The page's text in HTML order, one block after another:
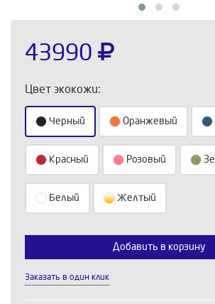
43990
Цвет экокожи:
Черный Оранжевый
Красный Розовый
Белый Желтый
Выберите количество:
Продолжить
Добавить в корзину
Заказать в один клик